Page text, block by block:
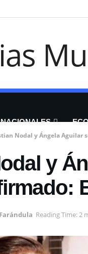
Nodal y Ángela Aguilar
y
Farándula Reading Time: 2